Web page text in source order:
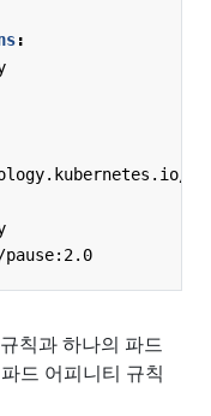
:
칙과 하나의 파드
드 어피니티 규칙